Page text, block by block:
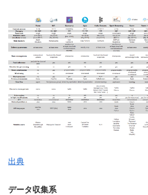
出典
データ収集系